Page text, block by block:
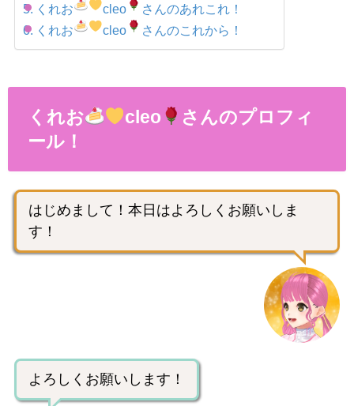
くれお
cleo
さんのあれこれ！
くれお
cleo さんのこれから！
くれお cleo
さんのプロフィ
ール！
はじめまして！本日はよろしくお願いしま
す！
よろしくお願いします！